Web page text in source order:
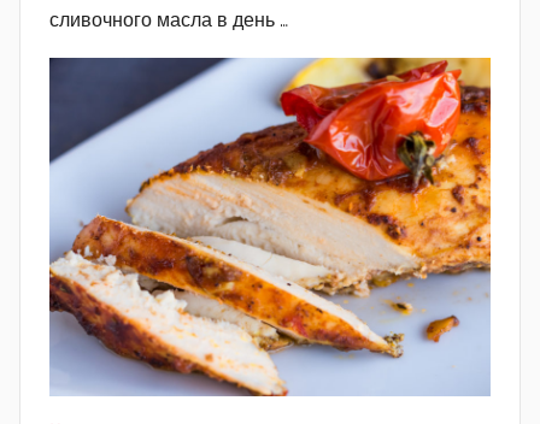
сливочного масла в день …